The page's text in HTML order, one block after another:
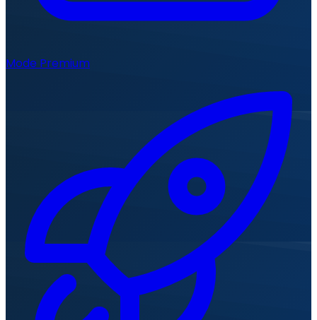
Mode Premium